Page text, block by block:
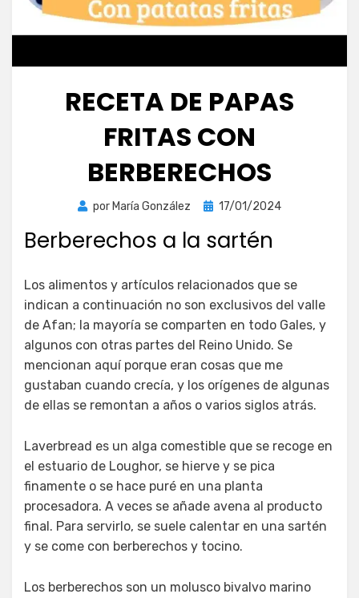
RECETA DE PAPAS
FRITAS CON
BERBERECHOS
por María González
Publicada
17/01/2024
Berberechos a la sartén
Los alimentos y artículos relacionados que se
indican a continuación no son exclusivos del valle
de Afan; la mayoría se comparten en todo Gales, y
algunos con otras partes del Reino Unido. Se
mencionan aquí porque eran cosas que me
gustaban cuando crecía, y los orígenes de algunas
de ellas se remontan a años o varios siglos atrás.
Laverbread es un alga comestible que se recoge en
el estuario de Loughor, se hierve y se pica
finamente o se hace puré en una planta
procesadora. A veces se añade avena al producto
final. Para servirlo, se suele calentar en una sartén
y se come con berberechos y tocino.
Los berberechos son un molusco bivalvo marino